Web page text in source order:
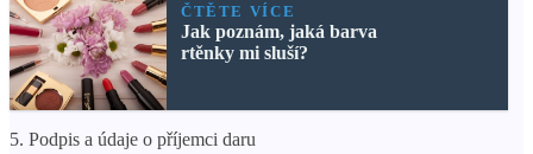
ČTĚTE VÍCE
Jak poznám, jaká barva
rtěnky mi sluší?
5. Podpis a údaje o příjemci daru